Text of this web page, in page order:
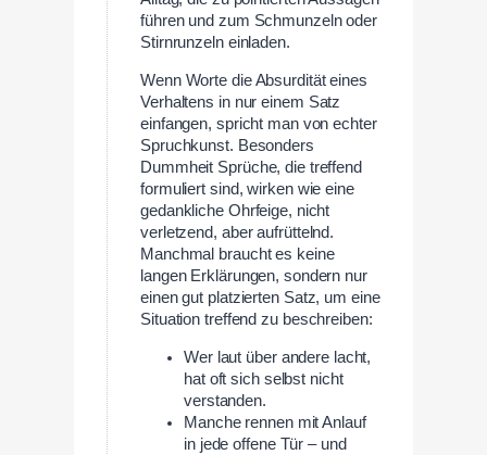
führen und zum Schmunzeln oder
Stirnrunzeln einladen.
Wenn Worte die Absurdität eines
Verhaltens in nur einem Satz
einfangen, spricht man von echter
Spruchkunst. Besonders
Dummheit Sprüche, die treffend
formuliert sind, wirken wie eine
gedankliche Ohrfeige, nicht
verletzend, aber aufrüttelnd.
Manchmal braucht es keine
langen Erklärungen, sondern nur
einen gut platzierten Satz, um eine
Situation treffend zu beschreiben:
Wer laut über andere lacht,
hat oft sich selbst nicht
verstanden.
Manche rennen mit Anlauf
in jede offene Tür – und